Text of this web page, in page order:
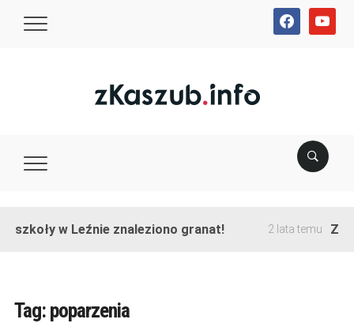
facebookyoutube
szkoły w Leźnie znaleziono granat! 2 lata temu
Tag: poparzenia